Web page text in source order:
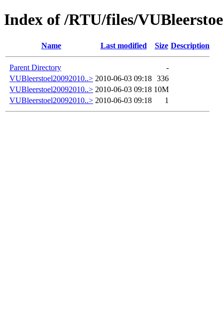
Index of /RTU/files/
Name Last modified Size Description
Parent Directory
-
VUBleerstoel20092010..> 2010-06-03 09:18 336
VUBleerstoel20092010..> 2010-06-03 09:18 10M
VUBleerstoel20092010..> 2010-06-03 09:18 1